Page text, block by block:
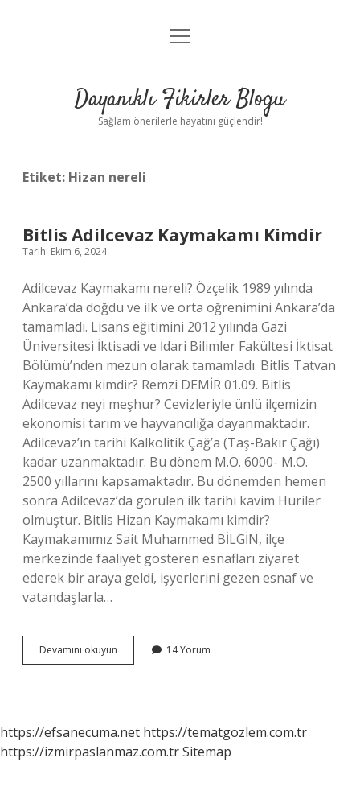
Anasayfa
Yasal Uyarı
menüyü
Dayanıklı Fikirler Blogu
Sağlam önerilerle hayatını güçlendir!
Etiket: Hizan nereli
Bitlis Adilcevaz Kaymakamı Kimdir
Tarih: Ekim 6, 2024
Adilcevaz Kaymakamı nereli? Özçelik 1989 yılında
Ankara’da doğdu ve ilk ve orta öğrenimini Ankara’da
tamamladı. Lisans eğitimini 2012 yılında Gazi
Üniversitesi İktisadi ve İdari Bilimler Fakültesi İktisat
Bölümü’nden mezun olarak tamamladı. Bitlis Tatvan
Kaymakamı kimdir? Remzi DEMİR 01.09. Bitlis
Adilcevaz neyi meşhur? Cevizleriyle ünlü ilçemizin
ekonomisi tarım ve hayvancılığa dayanmaktadır.
Adilcevaz’ın tarihi Kalkolitik Çağ’a (Taş-Bakır Çağı)
kadar uzanmaktadır. Bu dönem M.Ö. 6000- M.Ö.
2500 yıllarını kapsamaktadır. Bu dönemden hemen
sonra Adilcevaz’da görülen ilk tarihi kavim Huriler
olmuştur. Bitlis Hizan Kaymakamı kimdir?
Kaymakamımız Sait Muhammed BİLGİN, ilçe
merkezinde faaliyet gösteren esnafları ziyaret
ederek bir araya geldi, işyerlerini gezen esnaf ve
vatandaşlarla…
Devamını okuyun
Adilcevaz
14 Yorum
https://efsanecuma.net https://tematgozlem.com.tr
https://izmirpaslanmaz.com.trSitemap